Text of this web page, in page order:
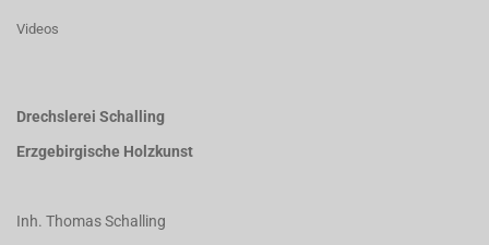
Videos
Drechslerei Schalling
Erzgebirgische Holzkunst
Inh. Thomas Schalling